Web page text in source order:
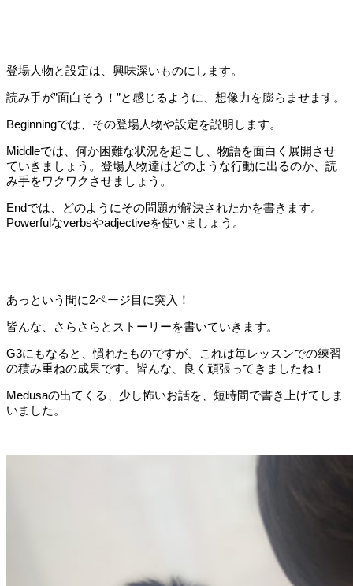
登場人物と設定は、興味深いものにします。
読み手が”面白そう！”と感じるように、想像力を膨らませます。
Beginningでは、その登場人物や設定を説明します。
Middleでは、何か困難な状況を起こし、物語を面白く展開させ
ていきましょう。登場人物達はどのような行動に出るのか、読
み手をワクワクさせましょう。
Endでは、どのようにその問題が解決されたかを書きます。
Powerfulなverbsやadjectiveを使いましょう。
あっという間に2ページ目に突入！
皆んな、さらさらとストーリーを書いていきます。
G3にもなると、慣れたものですが、これは毎レッスンでの練習
の積み重ねの成果です。皆んな、良く頑張ってきましたね！
Medusaの出てくる、少し怖いお話を、短時間で書き上げてしま
いました。